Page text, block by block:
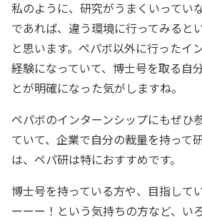
私のように、研究がうまくいってい
であれば、違う環境に行ってみると
と思います。ペパボ以外に行ったイ
経験になっていて、博士号を取る自
とが明確になった気がしますね。
ペパボのインターンシップにもぜひ
ていて、企業で自分の裁量を持って
は、ペパ研は特におすすめです。
博士号を持っている方や、目指して
ーーー！という気持ちの方など、い